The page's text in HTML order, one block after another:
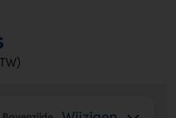
bovenzijde. Al vanaf
of vraag een prijs op.